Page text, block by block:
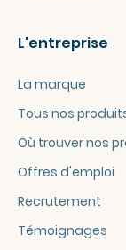
L'entreprise
La marque
Tous nos
Où trouver nos
Offres d'emploi
Recrutement
Témoignages